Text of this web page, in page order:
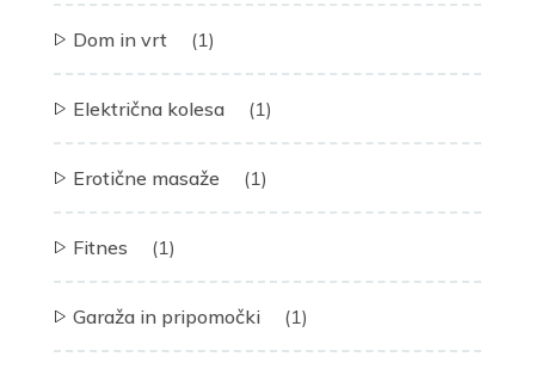
Dom in vrt (1)
Električna kolesa (1)
Erotične masaže (1)
Fitnes (1)
Garaža in pripomočki (1)